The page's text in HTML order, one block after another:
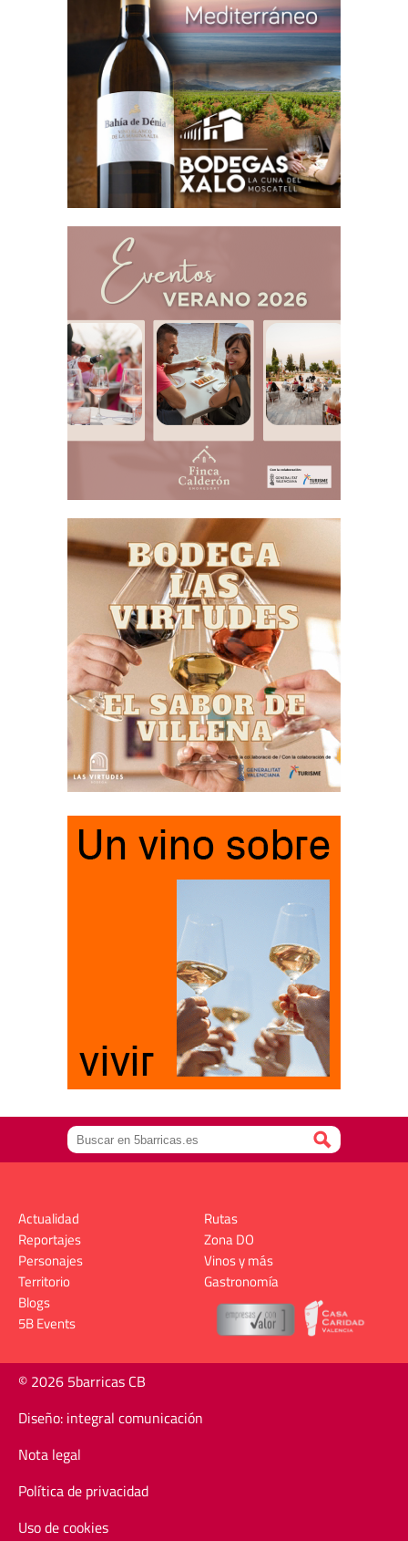
Actualidad
Reportajes
Personajes
Territorio
Rutas
Zona DO
Vinos y más
Gastronomía
Blogs
5B Events
© 2026 5barricas CB
Diseño: integral comunicación
Nota legal
Política de privacidad
Uso de cookies